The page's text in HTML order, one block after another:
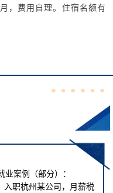
，费用自理。住宿名额有
案例（部分）：
入职杭州某公司，月薪税